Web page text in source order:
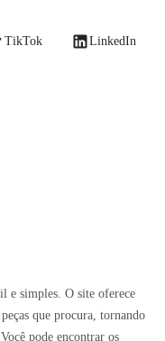
TikTok LinkedIn
e simples. O site oferece
que procura, tornando
pode encontrar os